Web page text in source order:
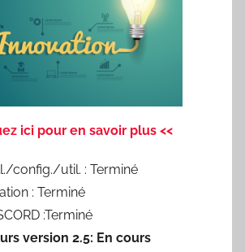
ici pour en savoir plus <<
config./util. : Terminé
: Terminé
:Terminé
version 2.5: En cours